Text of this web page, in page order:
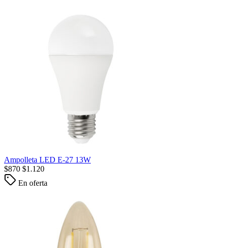
Ampolleta LED E-27 13W
$870 $1.120
En oferta